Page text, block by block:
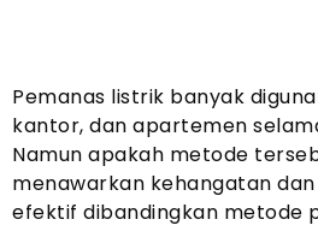
Pemanas listrik banyak
kantor, dan apartemen
Namun apakah metode
menawarkan kehangatan
efektif dibandingkan metode